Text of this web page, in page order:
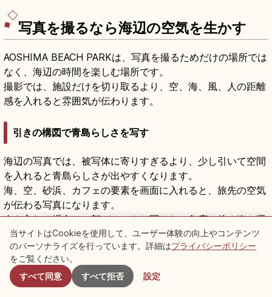
写真を撮るなら海辺の空気を生かす
AOSHIMA BEACH PARKは、写真を撮るためだけの場所では
なく、海辺の時間を楽しむ場所です。
撮影では、施設だけを切り取るより、空、海、風、人の距離
感を入れると雰囲気が伝わります。
引きの構図で青島らしさを写す
海辺の写真では、被写体に寄りすぎるより、少し引いて空間
を入れると青島らしさが出やすくなります。
海、空、砂浜、カフェの要素を画面に入れると、旅先の空気
が伝わる写真になります。
人を入れる場合は、顔がはっきり写らない角度や後ろ姿を選
ぶと、周囲への配慮もしやすくなります。
カフェ時間は手元と景色を合わせる
付近のスポット
当サイトはCookieを使用して、ユーザー体験の向上やコンテンツ
のパーソナライズを行っています。詳細はプライバシーポリシー
をご覧ください。
すべて同意
すべて拒否 設定